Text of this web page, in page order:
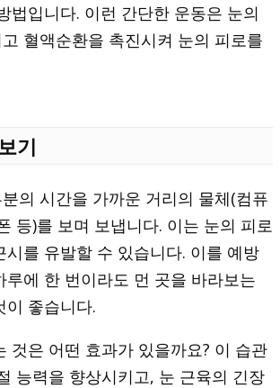
법입니다. 이런 간단한 운동은 눈의
혈액순환을 촉진시켜 눈의 피로를
기
의 시간을 가까운 거리의 물체(컴퓨
등)를 보며 보냅니다. 이는 눈의 피로
시를 유발할 수 있습니다. 이를 예방
루에 한 번이라도 먼 곳을 바라보는
이 좋습니다.
것은 어떤 효과가 있을까요? 이 습관
능력을 향상시키고, 눈 근육의 긴장